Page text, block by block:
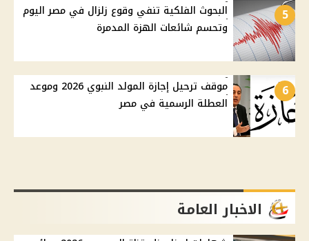
5
البحوث الفلكية تنفي وقوع زلزال في مصر اليوم
وتحسم شائعات الهزة المدمرة
6
موقف ترحيل إجازة المولد النبوي 2026 وموعد
العطلة الرسمية في مصر
الاخبار العامة